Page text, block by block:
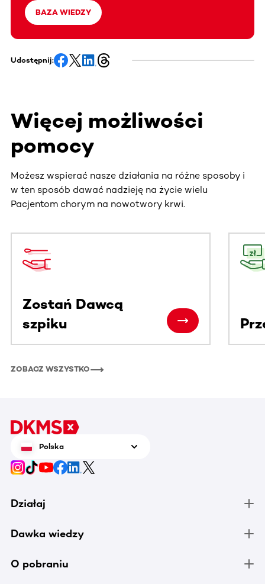
BAZA WIEDZY
Udostępnij:
Więcej możliwości
pomocy
Możesz wspierać nasze działania na różne sposoby i
w ten sposób dawać nadzieję na życie wielu
Pacjentom chorym na nowotwory krwi.
Zostań Dawcą
szpiku
ZOBACZ WSZYSTKO
Polska
Działaj
Dawka wiedzy
O pobraniu